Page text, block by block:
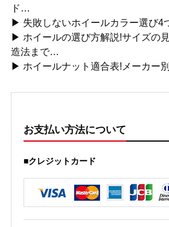
ド…
▶ 失敗しないホイールカラー選び4
▶ ホイールの選び方解説!サイズの
造法まで…
▶ ホイールナット適合表!メーカー
お支払い方法について
■クレジットカード